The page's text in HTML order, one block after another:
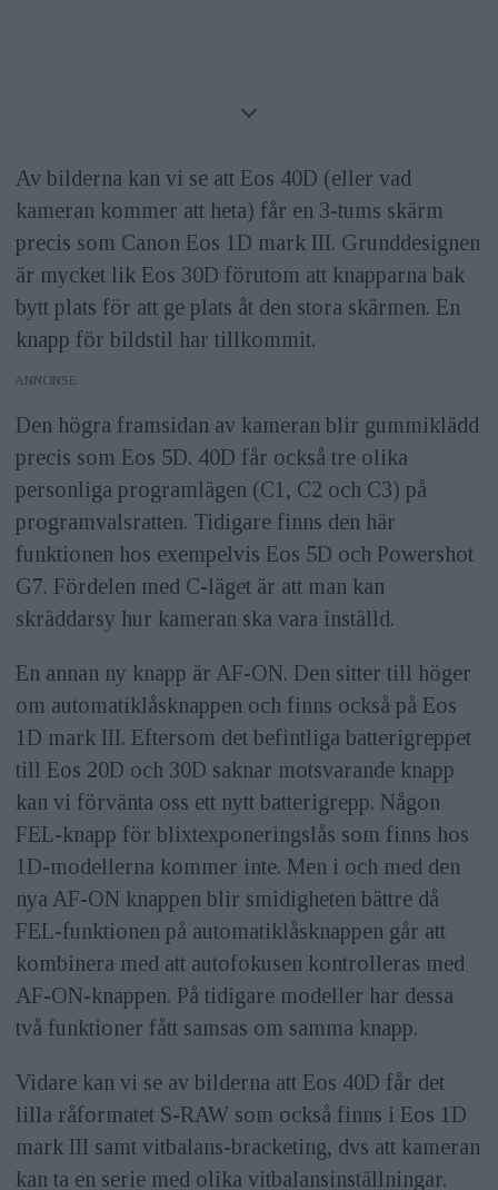
Av bilderna kan vi se att Eos 40D (eller vad
kameran kommer att heta) får en 3-tums skärm
precis som Canon Eos 1D mark III. Grunddesignen
är mycket lik Eos 30D förutom att knapparna bak
bytt plats för att ge plats åt den stora skärmen. En
knapp för bildstil har tillkommit.
ANNONS
Den högra framsidan av kameran blir gummiklädd
precis som Eos 5D. 40D får också tre olika
personliga programlägen (C1, C2 och C3) på
programvalsratten. Tidigare finns den här
funktionen hos exempelvis Eos 5D och Powershot
G7. Fördelen med C-läget är att man kan
skräddarsy hur kameran ska vara inställd.
En annan ny knapp är AF-ON. Den sitter till höger
om automatiklåsknappen och finns också på Eos
1D mark III. Eftersom det befintliga batterigreppet
till Eos 20D och 30D saknar motsvarande knapp
kan vi förvänta oss ett nytt batterigrepp. Någon
FEL-knapp för blixtexponeringslås som finns hos
1D-modellerna kommer inte. Men i och med den
nya AF-ON knappen blir smidigheten bättre då
FEL-funktionen på automatiklåsknappen går att
kombinera med att autofokusen kontrolleras med
AF-ON-knappen. På tidigare modeller har dessa
två funktioner fått samsas om samma knapp.
Vidare kan vi se av bilderna att Eos 40D får det
lilla råformatet S-RAW som också finns i Eos 1D
mark III samt vitbalans-bracketing, dvs att kameran
kan ta en serie med olika vitbalansinställningar.